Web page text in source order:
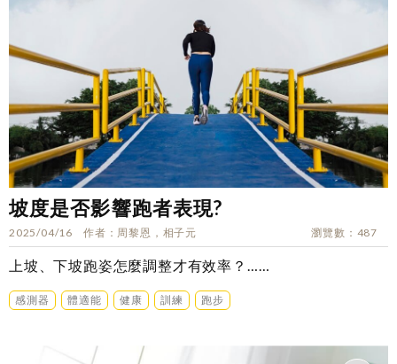
坡度是否影響跑者表現?
2025/04/16 作者 周黎恩，相子元 瀏覽數 487
上坡、下坡跑姿怎麼調整才有效率？……
感測器 體適能 健康 訓練 跑步